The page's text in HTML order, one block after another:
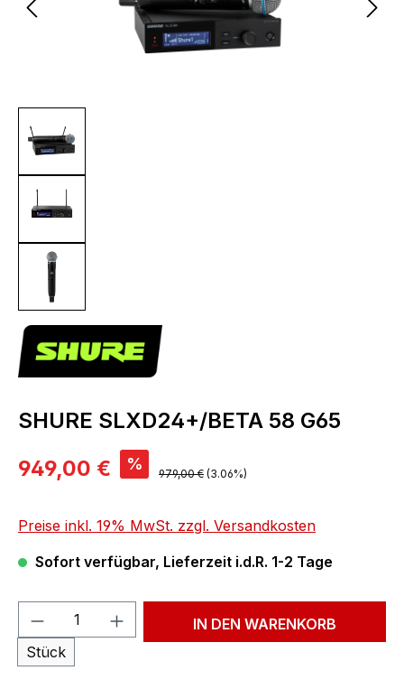
SHURE SLXD24+/BETA 58 G65
Verkaufspreis:
949,00 € % Regulärer Preis:
979,00 € (3.06%)
Preise inkl. 19% MwSt. zzgl. Versandkosten
Sofort verfügbar, Lieferzeit i.d.R. 1-2 Tage
Produkt Anzahl: Gib den
Stück
IN DEN WARENKORB